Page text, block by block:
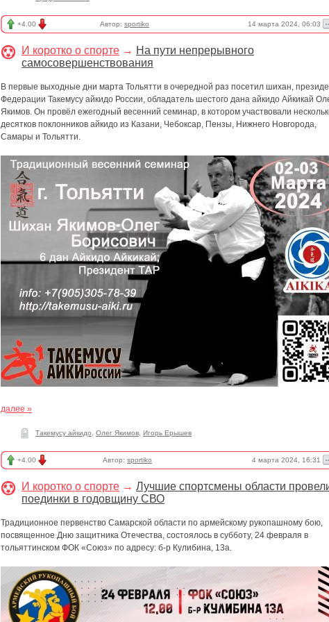
+4.00 Автор: sportiko 14 марта 2024, 06:03
И коротко о спорте → На пути непрерывного
самосовершенствования
В первые выходные дни марта Тольятти в очередной раз посетил шихан,
Федерации Такемусу айкидо России, обладатель шестого дана айкидо Айкикай
Якимов. Он провёл ежегодный весенний семинар, в котором участвовали
десятков поклонников айкидо из Казани, Чебоксар, Пензы, Нижнего Новгорода,
Самары и Тольятти.
далее »
Такемусу айкидо Олег Якимов Игорь Ерышев
+4.00 Автор: sportiko 4 марта 2024, 16:31
И коротко о спорте → Лучшие спортсмены области
поединки в годовщину СВО
Традиционное первенство Самарской области по армейскому рукопашному бою,
посвященное Дню защитника Отечества, состоялось в субботу, 24 февраля в
тольяттинском ФОК «Союз» по адресу: б-р Кулибина, 13а.